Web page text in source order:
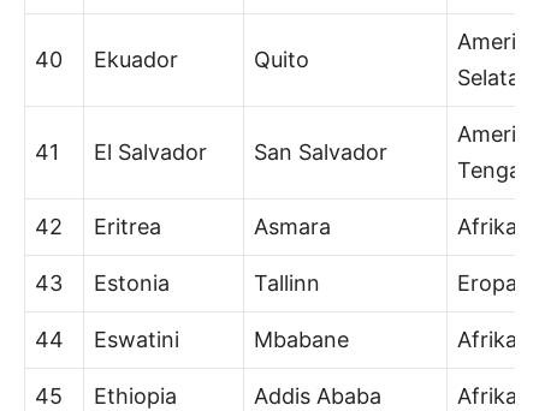
40 Ekuador Quito
Amerika
Selatan
41 El Salvador San Salvador
Amerika
Tengah
42 Eritrea Asmara Afrika
43 Estonia Tallinn Eropa
44 Eswatini Mbabane Afrika
45 Ethiopia Addis Ababa Afrika